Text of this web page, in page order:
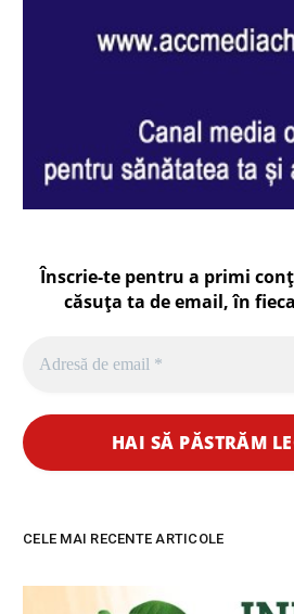
Înscrie-te pentru a primi
căsuța ta de email, în
CELE MAI RECENTE ARTICOLE